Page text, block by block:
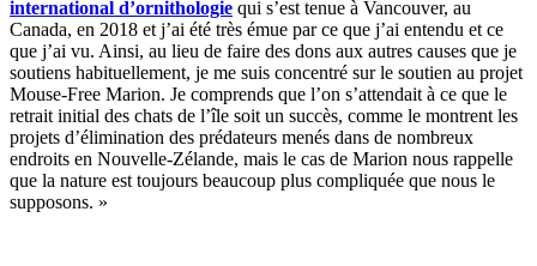
international d’ornithologie qui s’est tenue à Vancouver, au
Canada, en 2018 et j’ai été très émue par ce que j’ai entendu et ce
que j’ai vu. Ainsi, au lieu de faire des dons aux autres causes que je
soutiens habituellement, je me suis concentré sur le soutien au projet
Mouse-Free Marion. Je comprends que l’on s’attendait à ce que le
retrait initial des chats de l’île soit un succès, comme le montrent les
projets d’élimination des prédateurs menés dans de nombreux
endroits en Nouvelle-Zélande, mais le cas de Marion nous rappelle
que la nature est toujours beaucoup plus compliquée que nous le
supposons. »